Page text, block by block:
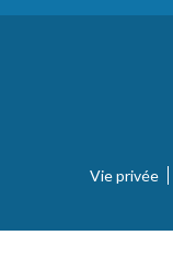
Vie privée